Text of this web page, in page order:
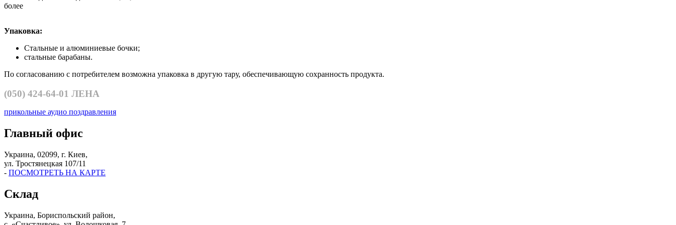
более
Упаковка:
Cтальные и алюминиевые бочки;
стальные барабаны.
По согласованию с потребителем возможна упаковка в другую тару, обеспечивающую сохранность продукта.
(050) 424-64-01 ЛЕНА
прикольные аудио поздравления
Главный офис
Украина, 02099, г. Киев,
ул. Тростянецкая 107/11
- ПОСМОТРЕТЬ НА КАРТЕ
Склад
Украина, Бориспольский район,